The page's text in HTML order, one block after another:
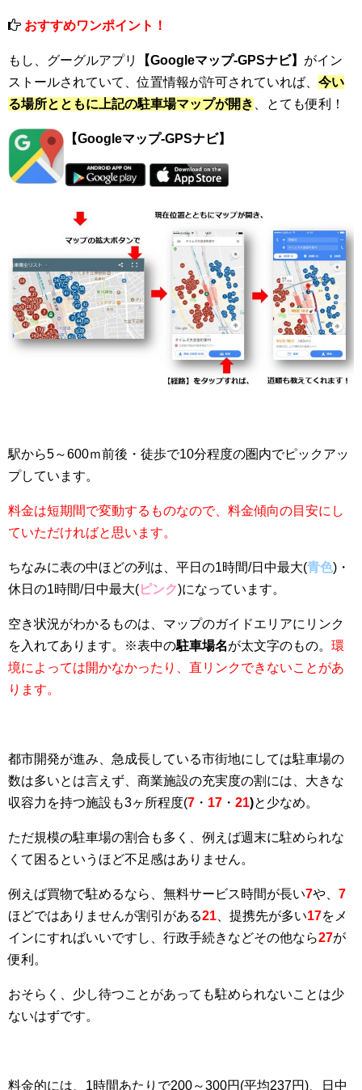
おすすめワンポイント！
もし、グーグルアプリ 【Googleマップ-GPSナビ】 がイン
ストールされていて、位置情報が許可されていれば、 今い
る場所とともに上記の駐車場マップが開き
、とても便利！
【Googleマップ-GPSナビ】
駅から5～600ｍ前後・徒歩で10分程度の圏内でピックアッ
プしています。
料金は短期間で変動するものなので、料金傾向の目安にし
ていただければと思います。
ちなみに表の中ほどの列は、平日の1時間/日中最大(青色)・
休日の1時間/日中最大(ピンク)になっています。
空き状況がわかるものは、マップのガイドエリアにリンク
を入れてあります。※表中の駐車場名が太文字のもの。 環
境によっては開かなかったり、直リンクできないことがあ
ります。
都市開発が進み、急成長している市街地にしては駐車場の
数は多いとは言えず、商業施設の充実度の割には、大きな
収容力を持つ施設も3ヶ所程度(7 ・ 17 ・ 21)と少なめ。
ただ規模の駐車場の割合も多く、例えば週末に駐められな
くて困るというほど不足感はありません。
例えば買物で駐めるなら、無料サービス時間が長い7や、 7
ほどではありませんが割引がある21 、提携先が多い17をメ
インにすればいいですし、行政手続きなどその他なら27が
便利。
おそらく、少し待つことがあっても駐められないことは少
ないはずです。
料金的には、1時間あたりで200～300円(平均237円)、日中